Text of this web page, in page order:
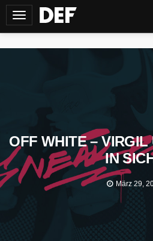
Navigation
umschalten
OFF WHITE – VIRGIL
IN
März 29,